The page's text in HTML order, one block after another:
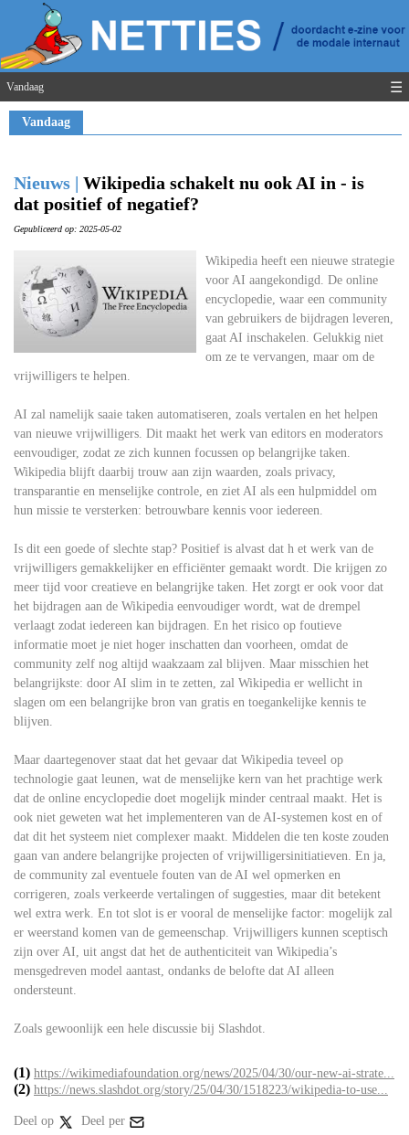
Vandaag ☰
Vandaag
Nieuws | Wikipedia schakelt nu ook AI in - is
dat positief of negatief?
Gepubliceerd op: 2025-05-02
Wikipedia heeft een nieuwe strategie
voor AI aangekondigd. De online
encyclopedie, waar een community
van gebruikers de bijdragen leveren,
gaat AI inschakelen. Gelukkig niet
om ze te vervangen, maar om de
vrijwilligers te helpen.
AI zal namelijk saaie taken automatiseren, zoals vertalen en het helpen
van nieuwe vrijwilligers. Dit maakt het werk van editors en moderators
eenvoudiger, zodat ze zich kunnen focussen op belangrijke taken.
Wikipedia blijft daarbij trouw aan zijn waarden, zoals privacy,
transparantie en menselijke controle, en ziet AI als een hulpmiddel om
hun missie te versterken: betrouwbare kennis voor iedereen.
Is dit een goede of slechte stap? Positief is alvast dat h et werk van de
vrijwilligers gemakkelijker en efficiënter gemaakt wordt. Die krijgen zo
meer tijd voor creatieve en belangrijke taken. Het zorgt er ook voor dat
het bijdragen aan de Wikipedia eenvoudiger wordt, wat de drempel
verlaagt zodat iedereen kan bijdragen. En het risico op foutieve
informatie moet je niet hoger inschatten dan voorheen, omdat de
community zelf nog altijd waakzaam zal blijven. Maar misschien het
belangrijkste: door AI slim in te zetten, zal Wikipedia er wellicht in
slagen om een belangrijke bron van gratis en toegankelijke kennis te
blijven.
Maar daartegenover staat dat het gevaar dat Wikipedia teveel op
technologie gaat leunen, wat de menselijke kern van het prachtige werk
dat de online encyclopedie doet mogelijk minder centraal maakt. Het is
ook niet geweten wat het implementeren van de AI-systemen kost en of
dat dit het systeem niet complexer maakt. Middelen die ten koste zouden
gaan van andere belangrijke projecten of vrijwilligersinitiatieven. En ja,
de community zal eventuele fouten van de AI wel opmerken en
corrigeren, zoals verkeerde vertalingen of suggesties, maar dit betekent
wel extra werk. En tot slot is er vooral de menselijke factor: mogelijk zal
er weerstand komen van de gemeenschap. Vrijwilligers kunnen sceptisch
zijn over AI, uit angst dat het de authenticiteit van Wikipedia’s
mensgedreven model aantast, ondanks de belofte dat AI alleen
ondersteunt.
Zoals gewoonlijk een hele discussie bij Slashdot.
(1) https://wikimediafoundation.org/news/2025/04/30/our-new-ai-strate...
(2) https://news.slashdot.org/story/25/04/30/1518223/wikipedia-to-use...
Deel op Deel per